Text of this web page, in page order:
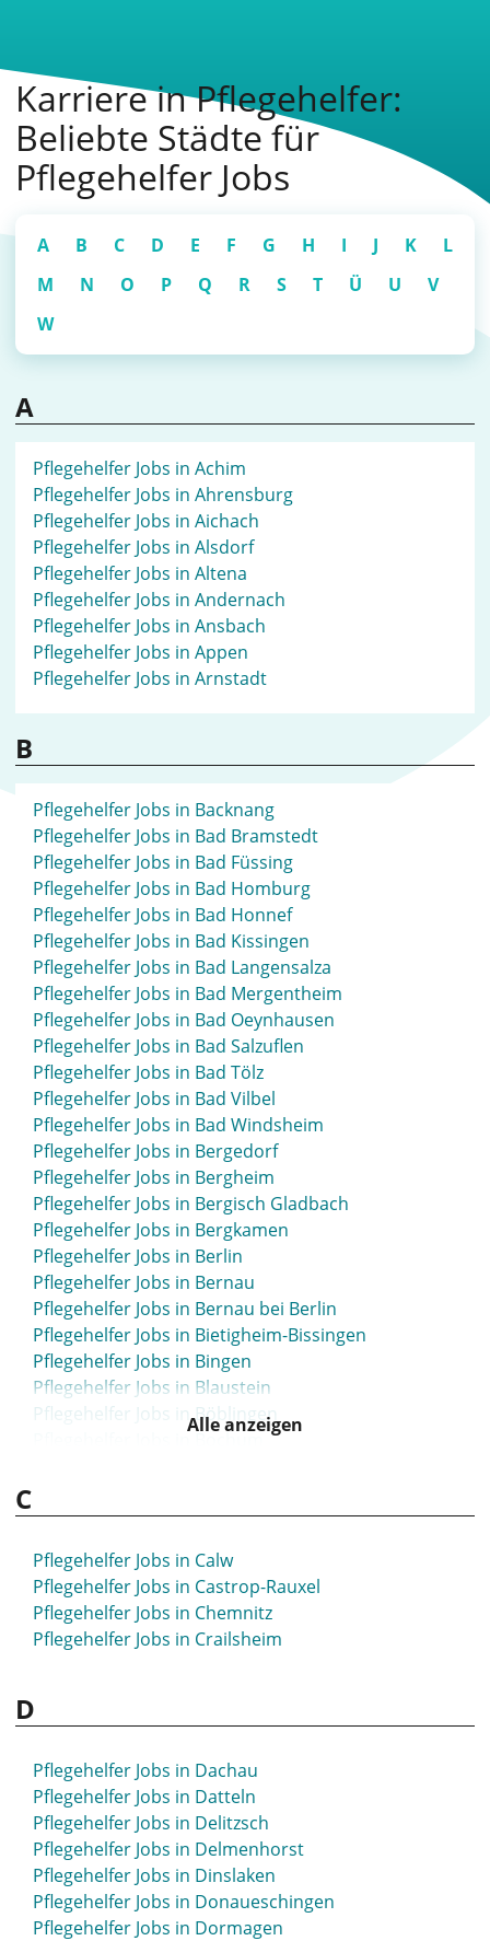
Karriere in Pflegehelfer:
Beliebte Städte für
Pflegehelfer Jobs
A B C D E F G H I J K
L
M
N O P Q R S T Ü U
V
W
A
Pflegehelfer Jobs in Achim
Pflegehelfer Jobs in Ahrensburg
Pflegehelfer Jobs in Aichach
Pflegehelfer Jobs in Alsdorf
Pflegehelfer Jobs in Altena
Pflegehelfer Jobs in Andernach
Pflegehelfer Jobs in Ansbach
Pflegehelfer Jobs in Appen
Pflegehelfer Jobs in Arnstadt
B
Pflegehelfer Jobs in Backnang
Pflegehelfer Jobs in Bad Bramstedt
Pflegehelfer Jobs in Bad Füssing
Pflegehelfer Jobs in Bad Homburg
Pflegehelfer Jobs in Bad Honnef
Pflegehelfer Jobs in Bad Kissingen
Pflegehelfer Jobs in Bad Langensalza
Pflegehelfer Jobs in Bad Mergentheim
Pflegehelfer Jobs in Bad Oeynhausen
Pflegehelfer Jobs in Bad Salzuflen
Pflegehelfer Jobs in Bad Tölz
Pflegehelfer Jobs in Bad Vilbel
Pflegehelfer Jobs in Bad Windsheim
Pflegehelfer Jobs in Bergedorf
Pflegehelfer Jobs in Bergheim
Pflegehelfer Jobs in Bergisch Gladbach
Pflegehelfer Jobs in Bergkamen
Pflegehelfer Jobs in Berlin
Pflegehelfer Jobs in Bernau
Pflegehelfer Jobs in Bernau bei Berlin
Pflegehelfer Jobs in Bietigheim-Bissingen
Pflegehelfer Jobs in Bingen
Pflegehelfer Jobs in Blaustein
Pflegehelfer Jobs in Böblingen
Pflegehelfer Jobs in Bottrop
Pflegehelfer Jobs in Braunschweig
Pflegehelfer Jobs in Bremen
Pflegehelfer Jobs in Bretten
Pflegehelfer Jobs in Bruchsal
Pflegehelfer Jobs in Bünde
Pflegehelfer Jobs in Burscheid
Alle anzeigen
C
Pflegehelfer Jobs in Calw
Pflegehelfer Jobs in Castrop-Rauxel
Pflegehelfer Jobs in Chemnitz
Pflegehelfer Jobs in Crailsheim
D
Pflegehelfer Jobs in Dachau
Pflegehelfer Jobs in Datteln
Pflegehelfer Jobs in Delitzsch
Pflegehelfer Jobs in Delmenhorst
Pflegehelfer Jobs in Dinslaken
Pflegehelfer Jobs in Donaueschingen
Pflegehelfer Jobs in Dormagen